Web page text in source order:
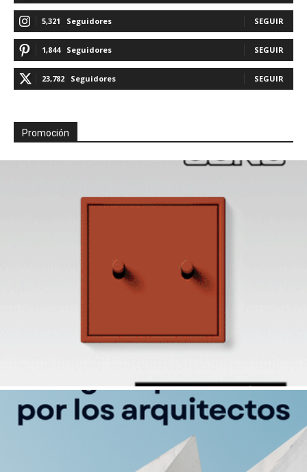
5,321 Seguidores SEGUIR
1,844 Seguidores SEGUIR
23,782 Seguidores SEGUIR
Promoción